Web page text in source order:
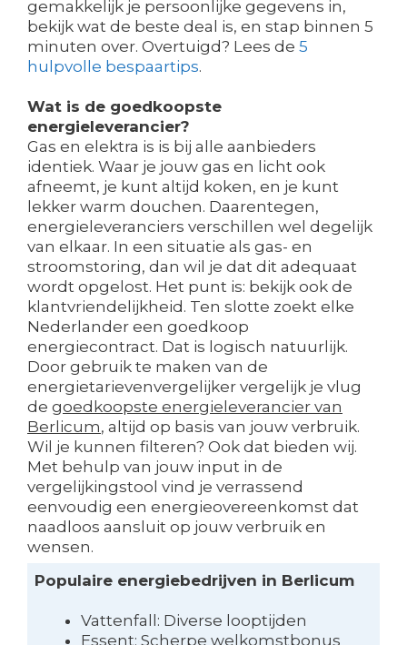
gemakkelijk je persoonlijke gegevens in,
bekijk wat de beste deal is, en stap binnen 5
minuten over. Overtuigd? Lees de 5
hulpvolle bespaartips.
Wat is de goedkoopste
energieleverancier?
Gas en elektra is is bij alle aanbieders
identiek. Waar je jouw gas en licht ook
afneemt, je kunt altijd koken, en je kunt
lekker warm douchen. Daarentegen,
energieleveranciers verschillen wel degelijk
van elkaar. In een situatie als gas- en
stroomstoring, dan wil je dat dit adequaat
wordt opgelost. Het punt is: bekijk ook de
klantvriendelijkheid. Ten slotte zoekt elke
Nederlander een goedkoop
energiecontract. Dat is logisch natuurlijk.
Door gebruik te maken van de
energietarievenvergelijker vergelijk je vlug
de goedkoopste energieleverancier van
Berlicum, altijd op basis van jouw verbruik.
Wil je kunnen filteren? Ook dat bieden wij.
Met behulp van jouw input in de
vergelijkingstool vind je verrassend
eenvoudig een energieovereenkomst dat
naadloos aansluit op jouw verbruik en
wensen.
Populaire energiebedrijven in Berlicum
Vattenfall: Diverse looptijden
Essent: Scherpe welkomstbonus